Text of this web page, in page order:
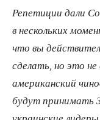
Репетиции дали
в нескольких
что вы
сделать, но это
американский
будут принимать